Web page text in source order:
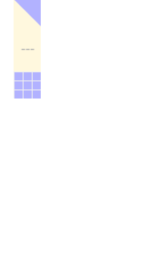
---